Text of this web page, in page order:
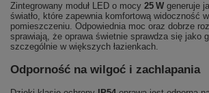
Zintegrowany moduł LED o mocy 25 W generuje
światło, które zapewnia komfortową widoczność w
pomieszczeniu. Odpowiednia moc oraz dobrze
sprawiają, że oprawa świetnie sprawdza się jako
szczególnie w większych łazienkach.
Odporność na wilgoć i zachlapania